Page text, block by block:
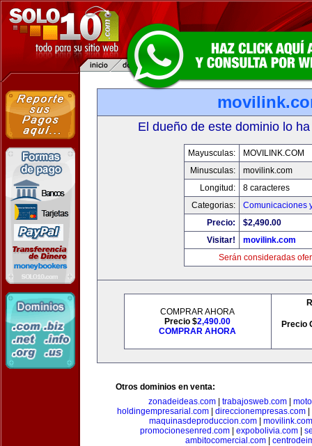
El dueño de este dominio lo
Mayusculas:
MOVILINK.COM
Minusculas:
movilink.com
Longitud:
8 caracteres
Categorias:
Comunicaciones
Precio:
$2,490.00
Visitar!
movilink.com
Serán consideradas
COMPRAR AHORA
Precio $2,490.00
COMPRAR AHORA
Precio
Otros dominios en venta:
zonadeideas.com
trabajosweb.com
holdingempresarial.com
direccionempresas.com
maquinasdeproduccion.com
movilink.com
promocionesenred.com| expobolivia.com|
ambitocomercial.com